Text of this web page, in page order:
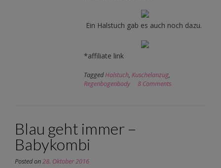
Ein Halstuch gab es auch noch dazu.
*affiliate link
TaggedHalstuch, Kuschelanzug,
Regenbogenbody
8 Comments
Blau geht immer –
Babykombi
Posted on28. Oktober 2016